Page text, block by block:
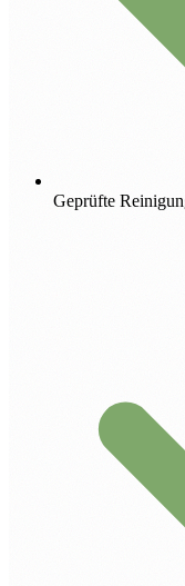
Geprüfte